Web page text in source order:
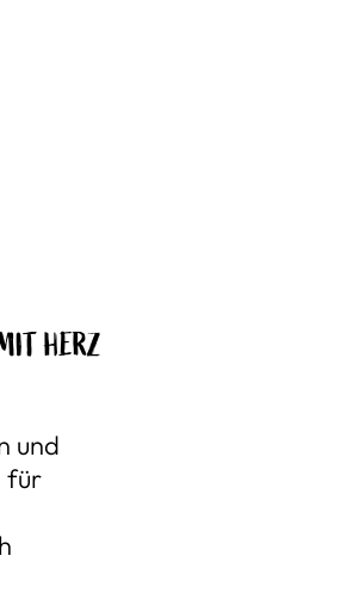
HERZ
und
für